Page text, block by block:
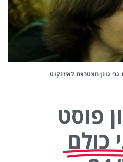
גונן מצטרפת לאיזנקוט
פוסט
כולם